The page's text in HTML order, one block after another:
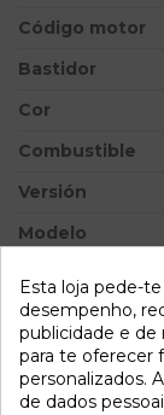
Código motor
Bastidor
Cor
Combustible
Versión
Modelo
Referência
Disponível a
Esta loja pede-
desempenho,
publicidade e de
para te oferecer
personalizados.
de dados